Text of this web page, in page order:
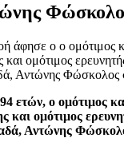
άφησε ο ο ομότιμος
ομότιμος
Αντώνης Φώσκολος
ετών, ο ομότιμος
και ομότιμος
Αντώνης